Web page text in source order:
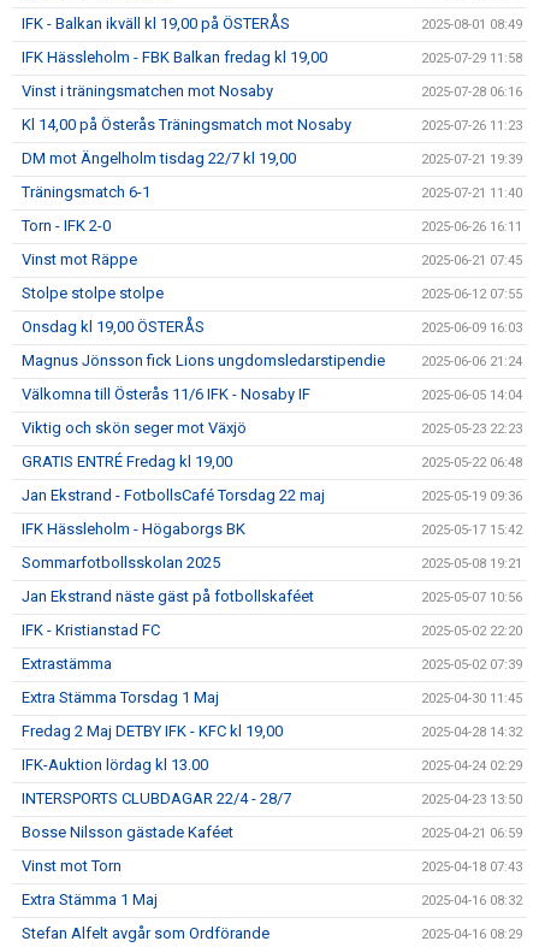
IFK - Balkan ikväll kl 19,00 på ÖSTERÅS 2025-08-01 08:49
IFK Hässleholm - FBK Balkan fredag kl 19,00 2025-07-29 11:58
Vinst i träningsmatchen mot Nosaby 2025-07-28 06:16
Kl 14,00 på Österås Träningsmatch mot Nosaby 2025-07-26 11:23
DM mot Ängelholm tisdag 22/7 kl 19,00 2025-07-21 19:39
Träningsmatch 6-1 2025-07-21 11:40
Torn - IFK 2-0 2025-06-26 16:11
Vinst mot Räppe 2025-06-21 07:45
Stolpe stolpe stolpe 2025-06-12 07:55
Onsdag kl 19,00 ÖSTERÅS 2025-06-09 16:03
Magnus Jönsson fick Lions ungdomsledarstipendie 2025-06-06 21:24
Välkomna till Österås 11/6 IFK - Nosaby IF 2025-06-05 14:04
Viktig och skön seger mot Växjö 2025-05-23 22:23
GRATIS ENTRÉ Fredag kl 19,00 2025-05-22 06:48
Jan Ekstrand - FotbollsCafé Torsdag 22 maj 2025-05-19 09:36
IFK Hässleholm - Högaborgs BK 2025-05-17 15:42
Sommarfotbollsskolan 2025 2025-05-08 19:21
Jan Ekstrand näste gäst på fotbollskaféet 2025-05-07 10:56
IFK - Kristianstad FC 2025-05-02 22:20
Extrastämma 2025-05-02 07:39
Extra Stämma Torsdag 1 Maj 2025-04-30 11:45
Fredag 2 Maj DETBY IFK - KFC kl 19,00 2025-04-28 14:32
IFK-Auktion lördag kl 13.00 2025-04-24 02:29
INTERSPORTS CLUBDAGAR 22/4 - 28/7 2025-04-23 13:50
Bosse Nilsson gästade Kaféet 2025-04-21 06:59
Vinst mot Torn 2025-04-18 07:43
Extra Stämma 1 Maj 2025-04-16 08:32
Stefan Alfelt avgår som Ordförande 2025-04-16 08:29